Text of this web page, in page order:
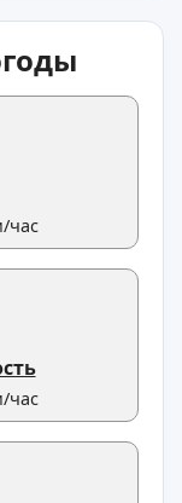
час
час